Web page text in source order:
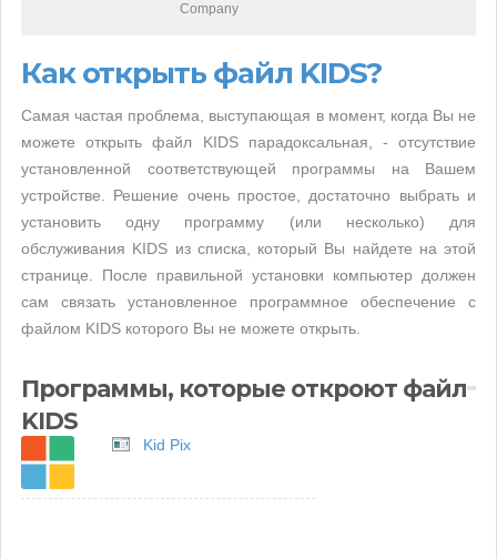
Company
Как открыть файл KIDS?
Самая частая проблема, выступающая в момент, когда Вы не
можете открыть файл KIDS парадоксальная, - отсутствие
установленной соответствующей программы на Вашем
устройстве. Решение очень простое, достаточно выбрать и
установить одну программу (или несколько) для
обслуживания KIDS из списка, который Вы найдете на этой
странице. После правильной установки компьютер должен
сам связать установленное программное обеспечение с
файлом KIDS которого Вы не можете открыть.
Программы, которые откроют файл
KIDS
Kid Pix